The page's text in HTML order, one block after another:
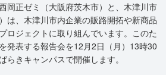
岡正ゼミ（大阪府茨木市）と、木津川市
は、木津川市内企業の販路開拓や新商品
ロジェクトに取り組んでいます。このた
発表する報告会を12月2日（月）13時30
らきキャンパスで開催します。